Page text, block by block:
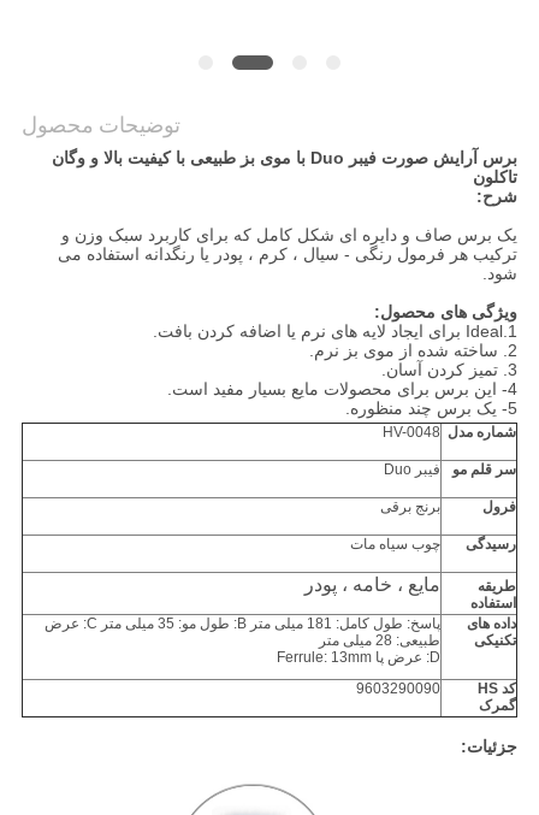
توضیحات محصول
برس آرایش صورت فیبر Duo با موی بز طبیعی با کیفیت بالا و وگان
تاکلون
شرح:
یک برس صاف و دایره ای شکل کامل که برای کاربرد سبک وزن و
ترکیب هر فرمول رنگی - سیال ، کرم ، پودر یا رنگدانه استفاده می
شود.
ویژگی های محصول:
1.Ideal برای ایجاد لایه های نرم یا اضافه کردن بافت.
2. ساخته شده از موی بز نرم.
3. تمیز کردن آسان.
4- این برس برای محصولات مایع بسیار مفید است.
5- یک برس چند منظوره.
شماره مدل HV-0048
سر قلم مو فیبر Duo
فرول برنج برقی
رسیدگی چوب سیاه مات
طریقه
استفاده
مایع ، خامه ، پودر
داده های
تکنیکی
پاسخ: طول کامل: 181 میلی متر B: طول مو: 35 میلی متر C: عرض
طبیعی: 28 میلی متر
D: عرض پا Ferrule: 13mm
کد HS
گمرک
9603290090
جزئیات: